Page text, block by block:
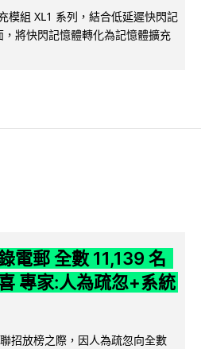
模組 XL1 系列，結合低延遲快閃記
，將快閃記憶體轉化為記憶體擴充
電郵 全數 11,139 名
專家:人為疏忽+系統
招放榜之際，因人為疏忽向全數